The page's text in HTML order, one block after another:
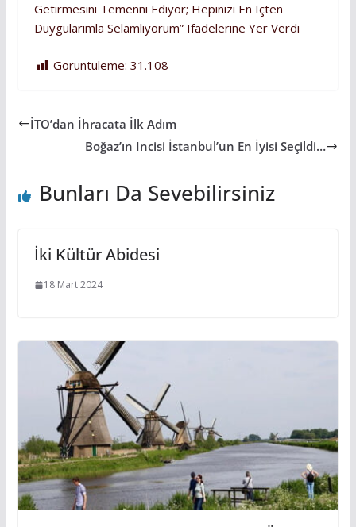
Getirmesini Temenni Ediyor; Hepinizi En Içten
Duygularımla Selamlıyorum” Ifadelerine Yer Verdi
Goruntuleme: 31.108
İTO’dan İhracata İlk Adım
Boğaz’ın Incisi İstanbul’un En İyisi Seçildi…
Bunları Da Sevebilirsiniz
İki Kültür Abidesi
18 Mart 2024